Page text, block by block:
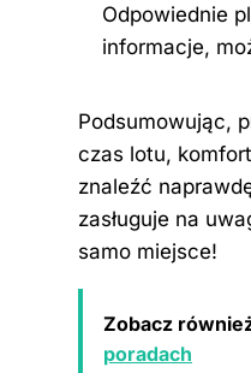
Odpowiednie
informacje,
Podsumowując,
czas lotu,
znaleźć
zasługuje na
samo miejsce!
Zobacz
poradach